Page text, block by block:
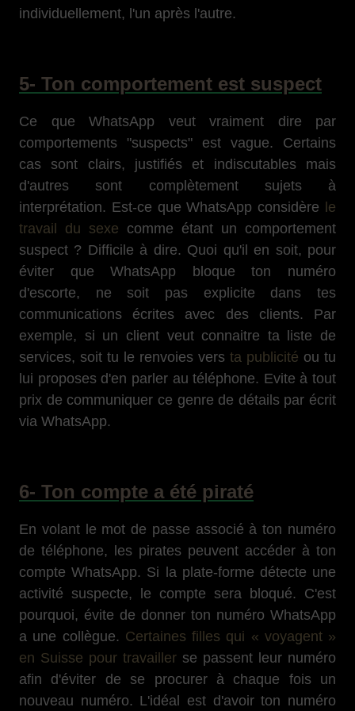
individuellement, l'un après l'autre.
5- Ton comportement est suspect
Ce que WhatsApp veut vraiment dire par
comportements "suspects" est vague. Certains
cas sont clairs, justifiés et indiscutables mais
d'autres sont complètement sujets à
interprétation. Est-ce que WhatsApp considère
le
travail du sexe comme étant un comportement
suspect ? Difficile à dire. Quoi qu'il en soit, pour
éviter que WhatsApp bloque ton numéro
d'escorte, ne soit pas explicite dans tes
communications écrites avec des clients. Par
exemple, si un client veut connaitre ta liste de
services, soit tu le renvoies vers ta publicité ou tu
lui proposes d'en parler au téléphone. Evite à tout
prix de communiquer ce genre de détails par écrit
via WhatsApp.
6- Ton compte a été piraté
En volant le mot de passe associé à ton numéro
de téléphone, les pirates peuvent accéder à ton
compte WhatsApp. Si la plate-forme détecte une
activité suspecte, le compte sera bloqué. C'est
pourquoi, évite de donner ton numéro WhatsApp
a une collègue. Certaines filles qui « voyagent »
en Suisse pour travailler se passent leur numéro
afin d'éviter de se procurer à chaque fois un
nouveau numéro. L'idéal est d'avoir ton numéro